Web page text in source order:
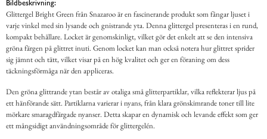
Bildbeskrivning:
Glittergel Bright Green från Snazaroo är en fascinerande produkt som fångar ljuset i
varje vinkel med sin lysande och gnistrande yta. Denna glittergel presenteras i en rund,
kompakt behållare. Locket är genomskinligt, vilket gör det enkelt att se den intensiva
gröna färgen på glittret inuti. Genom locket kan man också notera hur glittret sprider
sig jämnt och tätt, vilket visar på en hög kvalitet och ger en föraning om dess
täckningsförmåga när den appliceras.
Den gröna glittrande ytan består av otaliga små glitterpartiklar, vilka reflekterar ljus på
ett hänförande sätt. Partiklarna varierar i nyans, från klara grönskimrande toner till lite
mörkare smaragdfärgade nyanser. Detta skapar en dynamisk och levande effekt som ger
ett mångsidigt användningsområde för glittergelén.